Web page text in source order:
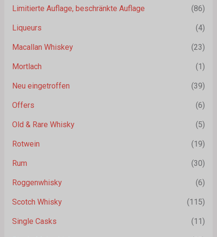
Limitierte Auflage, beschränkte Auflage (86)
Liqueurs (4)
Macallan Whiskey (23)
Mortlach (1)
Neu eingetroffen (39)
Offers (6)
Old & Rare Whisky (5)
Rotwein (19)
Rum (30)
Roggenwhisky (6)
Scotch Whisky (115)
Single Casks (11)